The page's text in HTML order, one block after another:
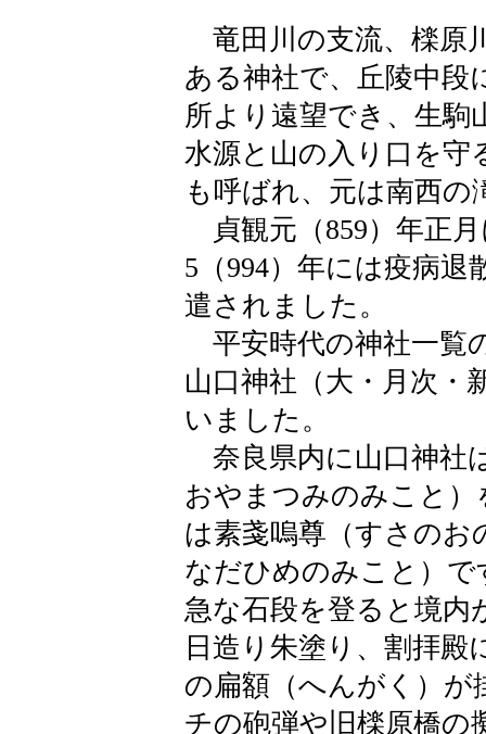
竜田川の支流、檪原
ある神社で、丘陵中段
所より遠望でき、生駒
水源と山の入り口を守
も呼ばれ、元は南西
貞観元（859）年正
5（994）年には疫病
遣されました。
平安時代の神社一覧
山口神社（大・月次・
いました。
奈良県内に山口神社
おやまつみのみこと
は素戔嗚尊（すさのお
なだひめのみこと）で
急な石段を登ると境内
日造り朱塗り、割拝
の扁額（へんがく）が
チの砲弾や旧檪原橋の